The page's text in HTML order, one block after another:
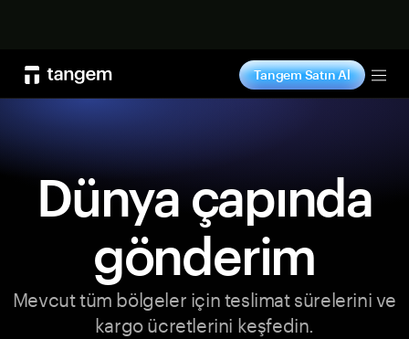
Tangem Satın Al
Dünya çapında
gönderim
Mevcut tüm bölgeler için teslimat sürelerini ve
kargo ücretlerini keşfedin.